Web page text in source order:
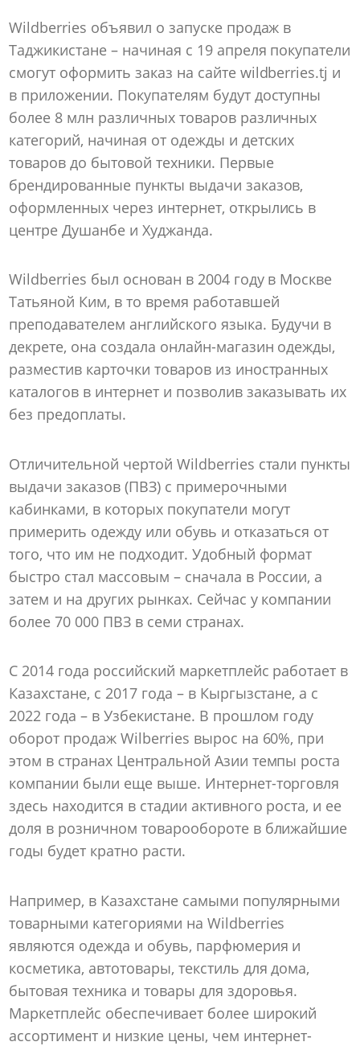
Wildberries объявил о запуске продаж в
Таджикистане – начиная с 19 апреля покупатели
смогут оформить заказ на сайте wildberries.tj и
в приложении. Покупателям будут доступны
более 8 млн различных товаров различных
категорий, начиная от одежды и детских
товаров до бытовой техники. Первые
брендированные пункты выдачи заказов,
оформленных через интернет, открылись в
центре Душанбе и Худжанда.
Wildberries был основан в 2004 году в Москве
Татьяной Ким, в то время работавшей
преподавателем английского языка. Будучи в
декрете, она создала онлайн-магазин одежды,
разместив карточки товаров из иностранных
каталогов в интернет и позволив заказывать их
без предоплаты.
Отличительной чертой Wildberries стали пункты
выдачи заказов (ПВЗ) с примерочными
кабинками, в которых покупатели могут
примерить одежду или обувь и отказаться от
того, что им не подходит. Удобный формат
быстро стал массовым – сначала в России, а
затем и на других рынках. Сейчас у компании
более 70 000 ПВЗ в семи странах.
С 2014 года российский маркетплейс работает в
Казахстане, с 2017 года – в Кыргызстане, а с
2022 года – в Узбекистане. В прошлом году
оборот продаж Wilberries вырос на 60%, при
этом в странах Центральной Азии темпы роста
компании были еще выше. Интернет-торговля
здесь находится в стадии активного роста, и ее
доля в розничном товарообороте в ближайшие
годы будет кратно расти.
Например, в Казахстане самыми популярными
товарными категориями на Wildberries
являются одежда и обувь, парфюмерия и
косметика, автотовары, текстиль для дома,
бытовая техника и товары для здоровья.
Маркетплейс обеспечивает более широкий
ассортимент и низкие цены, чем интернет-